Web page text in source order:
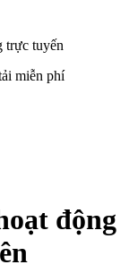
trực tuyến
miễn phí
động